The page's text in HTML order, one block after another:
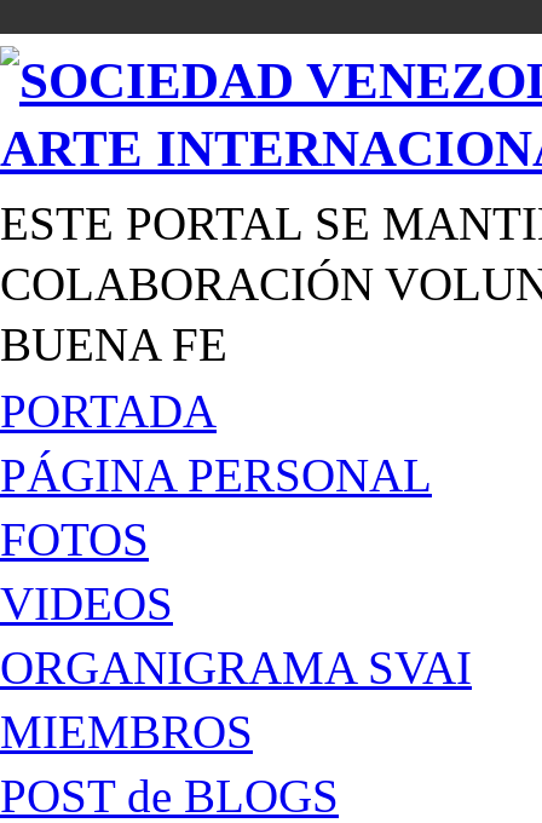
ESTE PORTAL SE
COLABORACIÓN
BUENA FE
PORTADA
PÁGINA PERSONAL
FOTOS
VIDEOS
ORGANIGRAMA SVAI
MIEMBROS
POST de BLOGS